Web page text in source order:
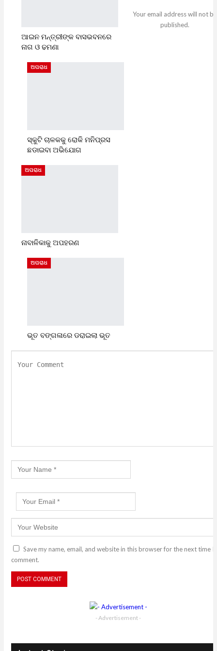
ଆଇନ ମନ୍ତ୍ରୀଙ୍କ ବାସଭବନରେ
ନାଗ ଓ ଢମଣା
ଅପରାଧ
ସ୍କୁଟି ଚାଳକକୁ ରୋକି ମନିପ୍ରସ
ଛଡାଇବା ଅଭିଯୋଗ
ଅପରାଧ
ନାବାଳିକାକୁ ଅପହରଣ
ଅପରାଧ
ଭୂତ ବଙ୍ଗଳାରେ ଡରାଇଲା ଭୂତ
Your email address will not be
published.
Save my name, email, and website in this browser for the next time I
comment.
- Advertisement -